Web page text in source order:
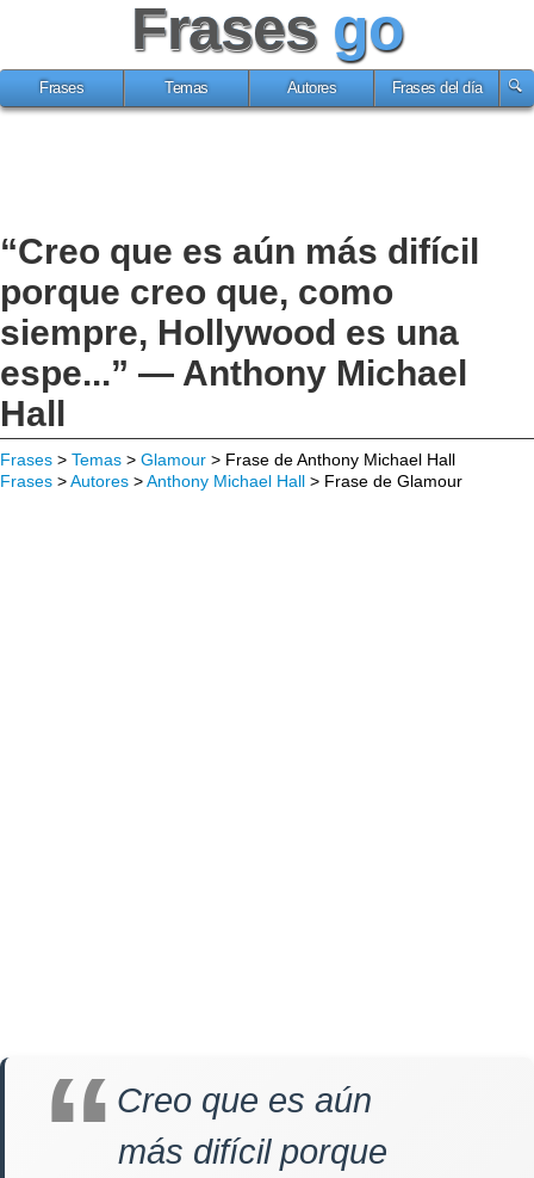
Frases go
Frases Temas Autores Frases del día
“Creo que es aún más difícil
porque creo que, como
siempre, Hollywood es una
espe...” — Anthony Michael
Hall
Frases > Temas > Glamour > Frase de Anthony Michael Hall
Frases >Autores >Anthony Michael Hall > Frase de Glamour
Creo que es aún
más difícil porque